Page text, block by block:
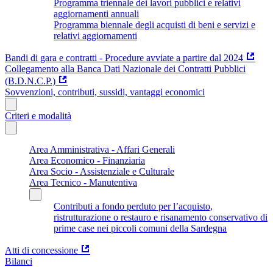
Programma triennale dei lavori pubblici e relativi
aggiornamenti annuali
Programma biennale degli acquisti di beni e servizi e
relativi aggiornamenti
Bandi di gara e contratti - Procedure avviate a partire dal 2024
Collegamento alla Banca Dati Nazionale dei Contratti Pubblici
(B.D.N.C.P.)
Sovvenzioni, contributi, sussidi, vantaggi economici
Criteri e modalità
Area Amministrativa - Affari Generali
Area Economico - Finanziaria
Area Socio - Assistenziale e Culturale
Area Tecnico - Manutentiva
Contributi a fondo perduto per l’acquisto,
ristrutturazione o restauro e risanamento conservativo di
prime case nei piccoli comuni della Sardegna
Atti di concessione
Bilanci